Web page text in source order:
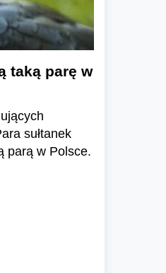
taką parę w
sułtanek
parą w Polsce.